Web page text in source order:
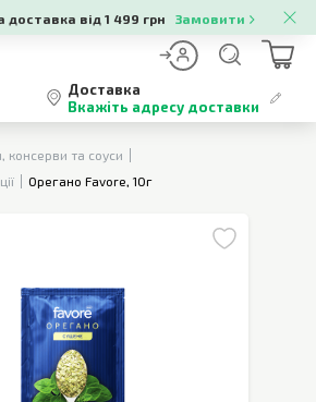
від 1 499 грн Замовити
Доставка
Вкажіть адресу доставки
консерви та соуси
Орегано Favore, 10г